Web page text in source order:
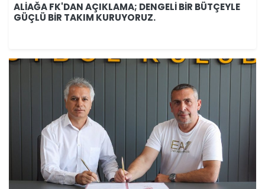
ALİAĞA FK'DAN AÇIKLAMA; DENGELİ BİR BÜTÇEYLE
GÜÇLÜ BİR TAKIM KURUYORUZ.